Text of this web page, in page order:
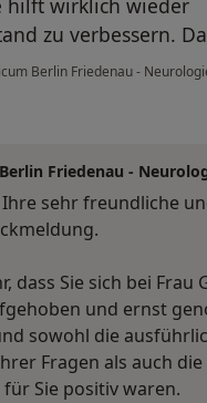
hilft wirklich wieder
zu verbessern.
Berlin Friedenau -
Friedenau -
sehr freundliche
dass Sie sich bei Frau
und ernst
sowohl die
Fragen als auch
Sie positiv waren.